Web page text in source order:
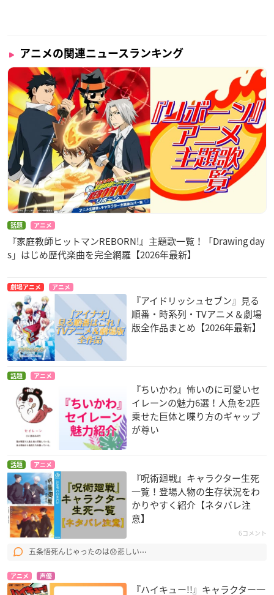
アニメの関連ニュースランキング
話題 アニメ
『家庭教師ヒットマンREBORN!』主題歌一覧！「Drawing day
s」はじめ歴代楽曲を完全網羅【2026年最新】
劇場アニメ アニメ
『アイドリッシュセブン』見る
順番・時系列・TVアニメ＆劇場
版全作品まとめ【2026年最新】
話題 アニメ
『ちいかわ』怖いのに可愛いセ
イレーンの魅力6選！人魚を2匹
乗せた巨体と喋り方のギャップ
が尊い
話題 アニメ
『呪術廻戦』キャラクター生死
一覧！登場人物の生存状況をわ
かりやすく紹介【ネタバレ注
意】
6コメント
五条悟死んじゃったのは😞悲しい⋯
アニメ 声優
『ハイキュー!!』キャラクター一